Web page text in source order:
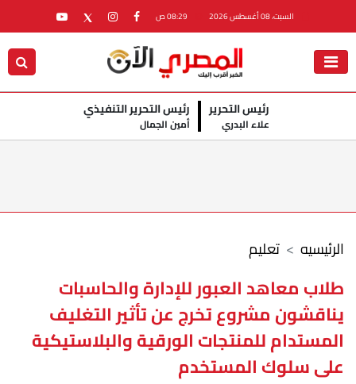
السبت، 08 أغسطس 2026
رئيس التحرير
علاء البدري
رئيس التحرير التنفيذي
أمين الجمال
تعليم الرئيسيه
طلاب معاهد العبور للإدارة والحاسبات
يناقشون مشروع تخرج عن تأثير التغليف
المستدام للمنتجات الورقية والبلاستيكية
على سلوك المستخدم